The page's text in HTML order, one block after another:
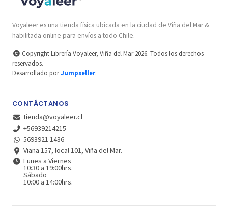
Voyaleer es una tienda física ubicada en la ciudad de Viña del Mar &
habilitada online para envíos a todo Chile.
Copyright Librería Voyaleer, Viña del Mar 2026. Todos los derechos
reservados.
Desarrollado porJumpseller.
CONTÁCTANOS
tienda@voyaleer.cl
+56939214215
5693921 1436
Viana 157, local 101, Viña del Mar.
Lunes a Viernes
10:30 a 19:00hrs.
Sábado
10:00 a 14:00hrs.